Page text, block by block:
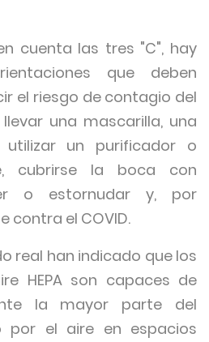
cuenta las tres "C", hay
que deben
el riesgo de contagio del
una mascarilla, una
utilizar un purificador o
cubrirse la boca con
o estornudar y, por
contra el COVID.
real han indicado que los
HEPA son capaces de
la mayor parte del
por el aire en espacios